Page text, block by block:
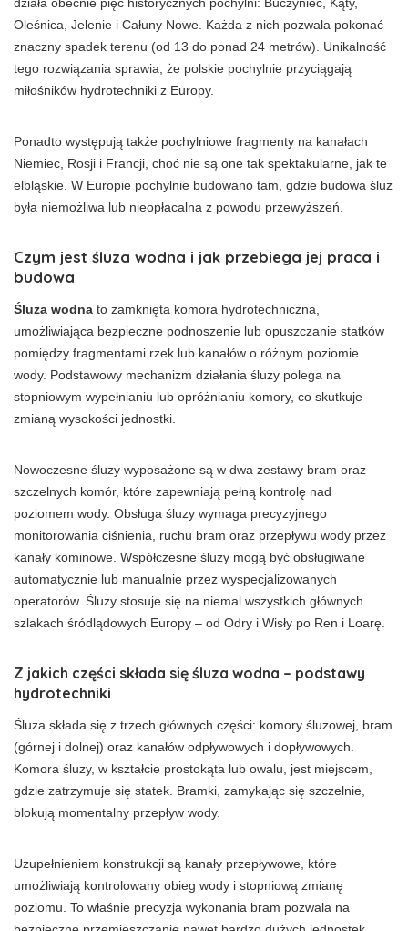
Oleśnica, Jelenie i Całuny Nowe. Każda z nich pozwala pokonać
znaczny spadek terenu (od 13 do ponad 24 metrów). Unikalność
tego rozwiązania sprawia, że polskie pochylnie przyciągają
miłośników hydrotechniki z Europy.
Ponadto występują także pochylniowe fragmenty na kanałach
Niemiec, Rosji i Francji, choć nie są one tak spektakularne, jak te
elbląskie. W Europie pochylnie budowano tam, gdzie budowa śluz
była niemożliwa lub nieopłacalna z powodu przewyższeń.
Czym jest śluza wodna i jak przebiega jej praca i
budowa
Śluza wodna to zamknięta komora hydrotechniczna,
umożliwiająca bezpieczne podnoszenie lub opuszczanie statków
pomiędzy fragmentami rzek lub kanałów o różnym poziomie
wody. Podstawowy mechanizm działania śluzy polega na
stopniowym wypełnianiu lub opróżnianiu komory, co skutkuje
zmianą wysokości jednostki.
Nowoczesne śluzy wyposażone są w dwa zestawy bram oraz
szczelnych komór, które zapewniają pełną kontrolę nad
poziomem wody. Obsługa śluzy wymaga precyzyjnego
monitorowania ciśnienia, ruchu bram oraz przepływu wody przez
kanały kominowe. Współczesne śluzy mogą być obsługiwane
automatycznie lub manualnie przez wyspecjalizowanych
operatorów. Śluzy stosuje się na niemal wszystkich głównych
szlakach śródlądowych Europy – od Odry i Wisły po Ren i Loarę.
Z jakich części składa się śluza wodna – podstawy
hydrotechniki
Śluza składa się z trzech głównych części: komory śluzowej, bram
(górnej i dolnej) oraz kanałów odpływowych i dopływowych.
Komora śluzy, w kształcie prostokąta lub owalu, jest miejscem,
gdzie zatrzymuje się statek. Bramki, zamykając się szczelnie,
blokują momentalny przepływ wody.
Uzupełnieniem konstrukcji są kanały przepływowe, które
umożliwiają kontrolowany obieg wody i stopniową zmianę
poziomu. To właśnie precyzja wykonania bram pozwala na